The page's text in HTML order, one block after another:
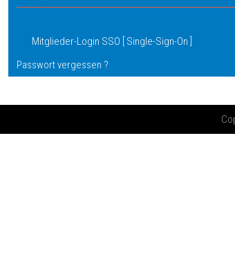
Mitglieder-Login SSO [ Single-Sign-On ]
Passwort vergessen ?